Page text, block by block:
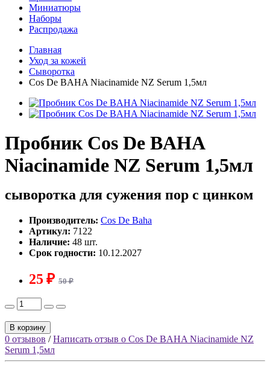
Миниатюры
Наборы
Распродажа
Главная
Уход за кожей
Сыворотка
Cos De BAHA Niacinamide NZ Serum 1,5мл
Пробник Cos De BAHA
Niacinamide NZ Serum 1,5мл
сыворотка для сужения пор с цинком
Производитель: Cos De Baha
Артикул: 7122
Наличие: 48 шт.
Срок годности: 10.12.2027
25 ₽ 50 ₽
В корзину
0 отзывов /Написать отзыв о Cos De BAHA Niacinamide NZ
Serum 1,5мл